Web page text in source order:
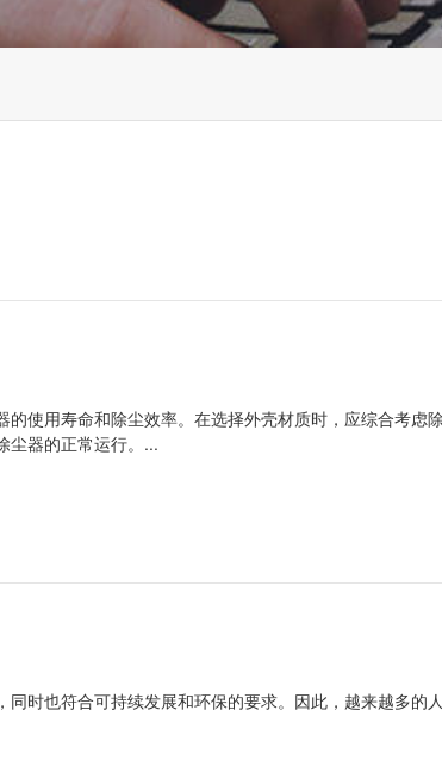
使用寿命和除尘效率。在选择外壳材质时，应综合考虑
尘器的正常运行。...
时也符合可持续发展和环保的要求。因此，越来越多的